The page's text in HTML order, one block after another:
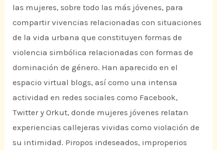
las mujeres, sobre todo las más jóvenes, para
compartir vivencias relacionadas con situaciones
de la vida urbana que constituyen formas de
violencia simbólica relacionadas con formas de
dominación de género. Han aparecido en el
espacio virtual blogs, así como una intensa
actividad en redes sociales como Facebook,
Twitter y Orkut, donde mujeres jóvenes relatan
experiencias callejeras vividas como violación de
su intimidad. Piropos indeseados, improperios